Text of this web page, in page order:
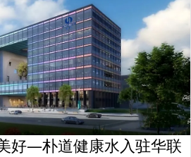
好—朴道健康水入驻华联